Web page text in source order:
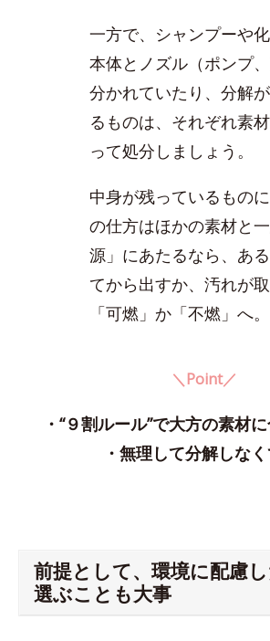
一方で、シャンプーや
本体とノズル（ポンプ
分かれていたり、分解
るものは、それぞれ素
って処分しましょう。
中身が残っているもの
の仕方はほかの素材と
源」にあたるなら、あ
てから出すか、汚れが
「可燃」か「不燃」へ。
＼Point／
・“９割ルール”で大方の素材
・無理して分解しな
前提として、環境に配慮
選ぶことも大事